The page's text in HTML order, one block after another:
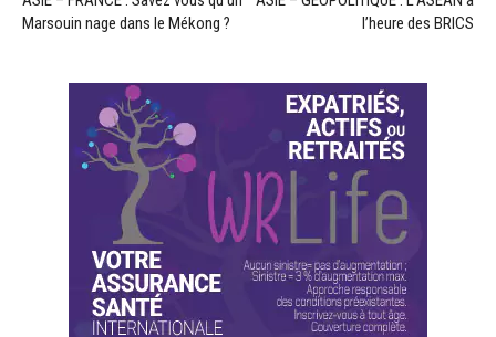
Marsouin nage dans le Mékong ?
l’heure des BRICS